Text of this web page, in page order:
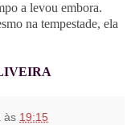
a levou embora.
na tempestade, ela
às 19:15